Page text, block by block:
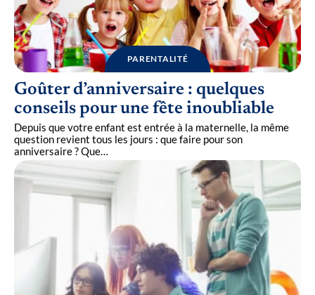
PARENTALITÉ
Goûter d’anniversaire : quelques
conseils pour une fête inoubliable
Depuis que votre enfant est entrée à la maternelle, la même
question revient tous les jours : que faire pour son
anniversaire ? Que…